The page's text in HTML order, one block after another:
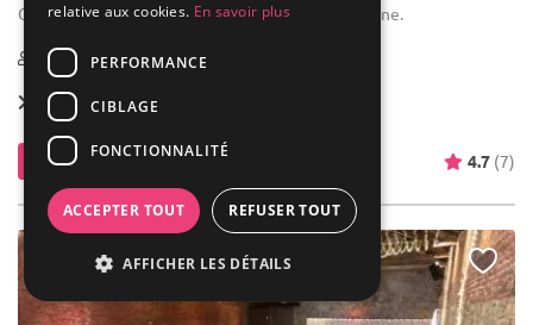
Gobertange retirée dans la campagne brabançonne.
8-350 6 max
Forfait dès67 € / pers.
Contacter 4.7 (7)
relative aux cookies. En savoir plus
PERFORMANCE
CIBLAGE
FONCTIONNALITÉ
ACCEPTER TOUT REFUSER TOUT
AFFICHER LES DÉTAILS